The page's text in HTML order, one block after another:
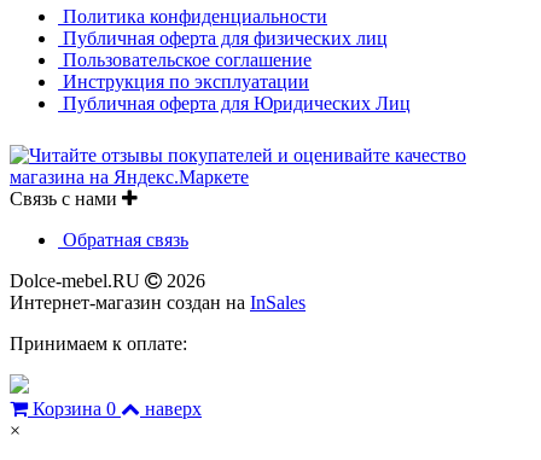
Политика конфиденциальности
Публичная оферта для физических лиц
Пользовательское соглашение
Инструкция по эксплуатации
Публичная оферта для Юридических Лиц
Связь с нами
Обратная связь
Dolce-mebel.RU
2026
Интернет-магазин создан на InSales
Принимаем к оплате:
Корзина 0
наверх
×